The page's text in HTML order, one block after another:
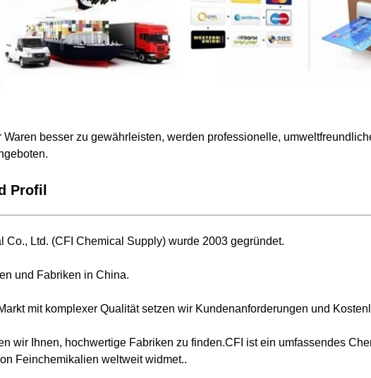
Waren besser zu gewährleisten, werden professionelle,
Profil
Co., Ltd. (CFI Chemical Supply) wurde 2003 gegründet.
und Fabriken in China.
mit komplexer Qualität setzen wir Kundenanforderungen und
wir Ihnen, hochwertige Fabriken zu finden.CFI ist ein umfassendes
Feinchemikalien weltweit widmet..